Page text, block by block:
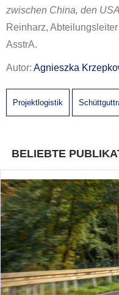
zwischen China, den
Reinharz,
AsstrA.
Autor: Agnieszka
Projektlogistik
BELIEBTE